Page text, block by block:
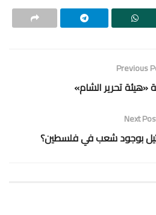
Previous
«هيئة تحرير الشام»
Next
بوجود شعب في فلسطين؟